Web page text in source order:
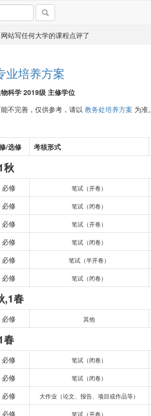
网站写任何大学的课程点评了
业培养方案
科学 2019级 主修学位
不完善，仅供参考，请以 教务处培养方案 为准。
/选修 考核形式
秋
必修 笔试（开卷）
必修 笔试（闭卷）
必修 笔试（开卷）
必修 笔试（闭卷）
必修 笔试（半开卷）
必修 笔试（闭卷）
,1春
必修 其他
春
必修 笔试（闭卷）
必修 笔试（闭卷）
必修 大作业（论文、报告、项目或作品等）
必修 笔试（开卷）